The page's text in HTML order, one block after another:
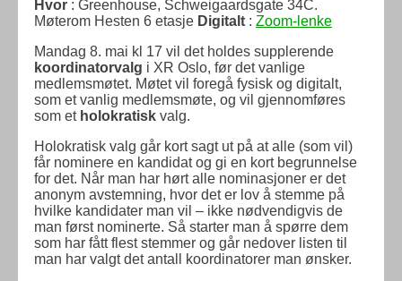
Hvor : Greenhouse, Schweigaardsgate 34C.
Møterom Hesten 6 etasje Digitalt : Zoom-lenke
Mandag 8. mai kl 17 vil det holdes supplerende
koordinatorvalg i XR Oslo, før det vanlige
medlemsmøtet. Møtet vil foregå fysisk og digitalt,
som et vanlig medlemsmøte, og vil gjennomføres
som et holokratisk valg.
Holokratisk valg går kort sagt ut på at alle (som vil)
får nominere en kandidat og gi en kort begrunnelse
for det. Når man har hørt alle nominasjoner er det
anonym avstemning, hvor det er lov å stemme på
hvilke kandidater man vil – ikke nødvendigvis de
man først nominerte. Så starter man å spørre dem
som har fått flest stemmer og går nedover listen til
man har valgt det antall koordinatorer man ønsker.